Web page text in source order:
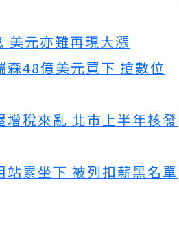
美元亦難再現大漲
森48億美元買下 搶數位
增稅來亂 北市上半年核發
站累坐下 被列扣薪黑名單